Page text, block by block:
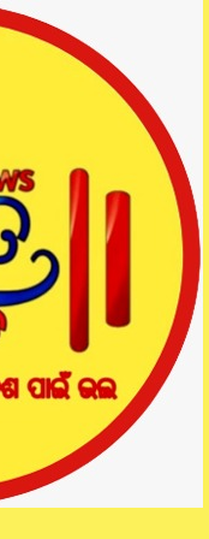
ମହୋତ୍ସବ
ନଭେମ୍ବର ରୁ ଆରମ୍ଭ
ହୋଇଯାଇଛି l
ଆୟୋଜିତ ଏହି
ସମ୍ରାଟ ଶ୍ରୀ